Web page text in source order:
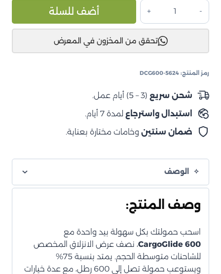
كمية
دكد
–
حوض
نصف
–
Cargo
Glide
أضف للسلة
تحقق من المخزون في المعرض
رمز المنتج: DCG600-5624
شحن سريع (3 – 5) أيام عمل.
استبدال واسترجاع لمدة 7 أيام.
ضمان سنتين وخامات مختارة بعناية.
الوصف
وصف المنتج:
اسحب حمولتك بكل سهولة بيد واحدة مع
CargoGlide 600، نصف عرض الانزلاق المخصص
للشاحنات متوسطة الحجم. يمتد بنسبة 75%
ويستوعب حمولة تصل إلى 600 رطل، مع عدة خيارات